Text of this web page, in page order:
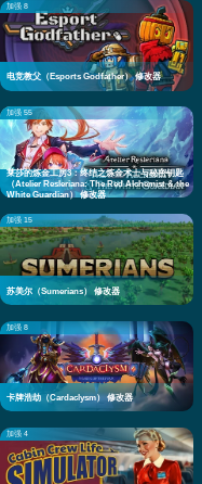
加强 8
电竞教父（Esports Godfather） 修改器
加强 55
莱莎的炼金工房3：终结之炼金术士与秘密钥匙
（Atelier Resleriana: The Red Alchemist & the
White Guardian） 修改器
加强 15
苏美尔（Sumerians） 修改器
加强 8
卡牌浩劫（Cardaclysm） 修改器
加强 4